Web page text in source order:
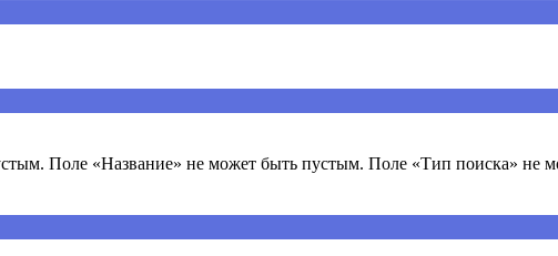
Поле «Название» не может быть пустым. Поле «Тип поиска» не